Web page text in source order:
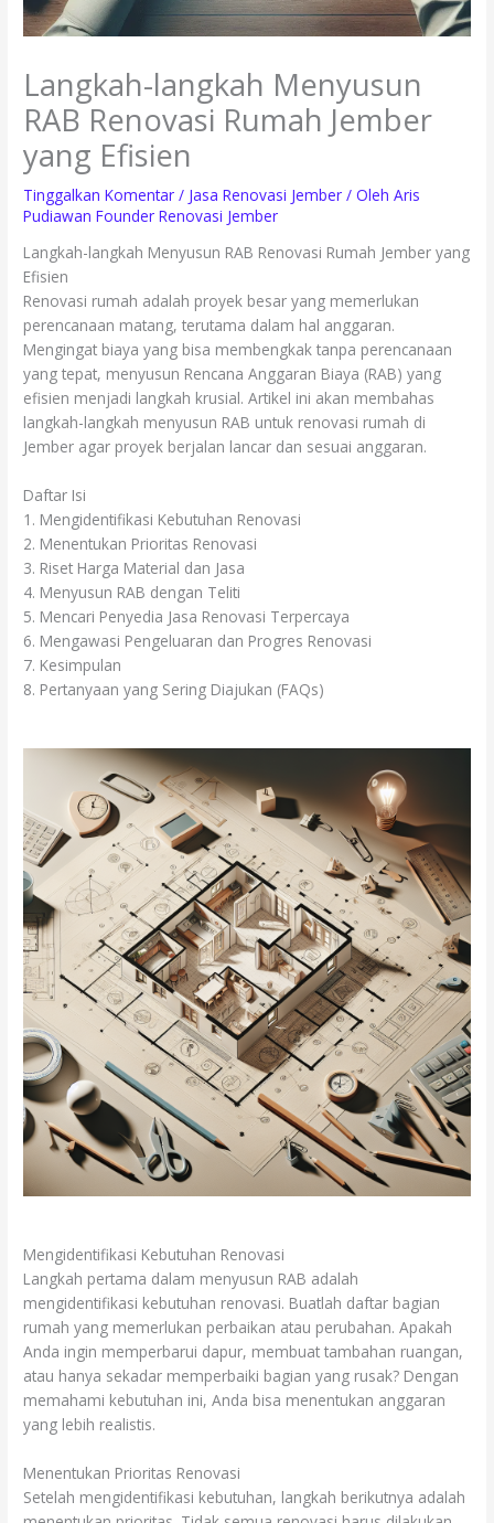
Langkah-langkah Menyusun
RAB Renovasi Rumah Jember
yang Efisien
Tinggalkan Komentar / Jasa Renovasi Jember / OlehAris
Pudiawan Founder Renovasi Jember
Langkah-langkah Menyusun RAB Renovasi Rumah Jember yang
Efisien
Renovasi rumah adalah proyek besar yang memerlukan
perencanaan matang, terutama dalam hal anggaran.
Mengingat biaya yang bisa membengkak tanpa perencanaan
yang tepat, menyusun Rencana Anggaran Biaya (RAB) yang
efisien menjadi langkah krusial. Artikel ini akan membahas
langkah-langkah menyusun RAB untuk renovasi rumah di
Jember agar proyek berjalan lancar dan sesuai anggaran.
Daftar Isi
1. Mengidentifikasi Kebutuhan Renovasi
2. Menentukan Prioritas Renovasi
3. Riset Harga Material dan Jasa
4. Menyusun RAB dengan Teliti
5. Mencari Penyedia Jasa Renovasi Terpercaya
6. Mengawasi Pengeluaran dan Progres Renovasi
7. Kesimpulan
8. Pertanyaan yang Sering Diajukan (FAQs)
Mengidentifikasi Kebutuhan Renovasi
Langkah pertama dalam menyusun RAB adalah
mengidentifikasi kebutuhan renovasi. Buatlah daftar bagian
rumah yang memerlukan perbaikan atau perubahan. Apakah
Anda ingin memperbarui dapur, membuat tambahan ruangan,
atau hanya sekadar memperbaiki bagian yang rusak? Dengan
memahami kebutuhan ini, Anda bisa menentukan anggaran
yang lebih realistis.
Menentukan Prioritas Renovasi
Setelah mengidentifikasi kebutuhan, langkah berikutnya adalah